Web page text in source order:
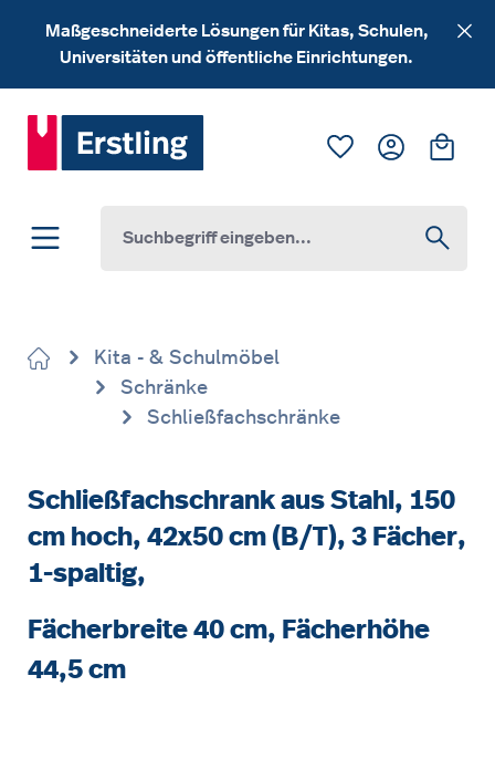
Zum Hauptinhalt springen
Maßgeschneiderte Lösungen für Kitas, Schulen,
Universitäten und öffentliche Einrichtungen.
Du hast 0
Kita - & Schulmöbel
Schränke
Schließfachschränke
Schließfachschrank aus Stahl, 150
cm hoch, 42x50 cm (B/T), 3 Fächer,
1-spaltig,
Fächerbreite 40 cm, Fächerhöhe
44,5 cm